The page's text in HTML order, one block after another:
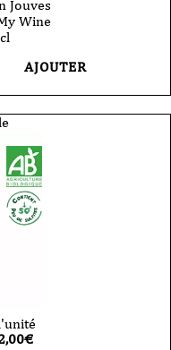
Jouves
Wine
AJOUTER
€